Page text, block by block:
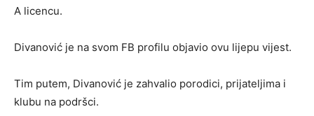
A licencu.
Divanović je na svom FB profilu objavio ovu lijepu vijest.
Tim putem, Divanović je zahvalio porodici, prijateljima i
klubu na podršci.